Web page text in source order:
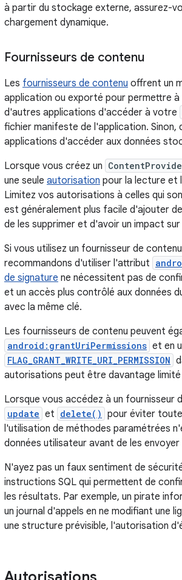
à partir du stockage externe, assurez-
chargement dynamique.
Fournisseurs de contenu
Les fournisseurs de contenu offrent un
application ou exporté pour permettre
d'autres applications d'accéder à votre
fichier manifeste de l'application. Sinon,
applications d'accéder aux données
Lorsque vous créez un
une seule autorisation pour la lecture et
Limitez vos autorisations à celles qui
est généralement plus facile d'ajouter
de les supprimer et d'avoir un impact
Si vous utilisez un fournisseur de
recommandons d'utiliser l'attribut
de signature ne nécessitent pas de
et un accès plus contrôlé aux données
avec la même clé.
Les fournisseurs de contenu peuvent
android:grantUriPermissions et en
FLAG_GRANT_WRITE_URI_PERMISSION
autorisations peut être davantage
Lorsque vous accédez à un
update et delete() pour éviter
l'utilisation de méthodes paramétrées
données utilisateur avant de les
N'ayez pas un faux sentiment de
instructions SQL qui permettent de
les résultats. Par exemple, un pirate
un journal d'appels en ne modifiant une
une structure prévisible, l'autorisation